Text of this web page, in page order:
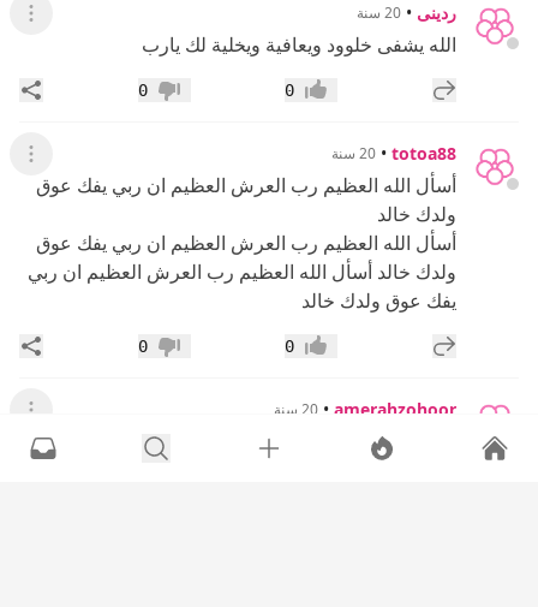
ردينى • 20 سنة عرض
الله يشفى خلوود ويعافية ويخلية لك يارب
إضافة رد جديد إعجاب0 عدم إعجاب
0
totoa88
• 20 سنة عرض
أسأل الله العظيم رب العرش العظيم ان ربي يفك عوق
ولدك خالد
أسأل الله العظيم رب العرش العظيم ان ربي يفك عوق
ولدك خالد أسأل الله العظيم رب العرش العظيم ان ربي
يفك عوق ولدك خالد
إضافة رد جديد إعجاب0 عدم إعجاب
0
amerahzohoor
• 20 سنة عرض
يا بعد قلبي ندعيلك بدون ما ننحف